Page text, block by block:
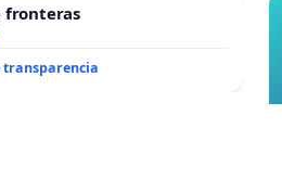
fronteras
transparencia